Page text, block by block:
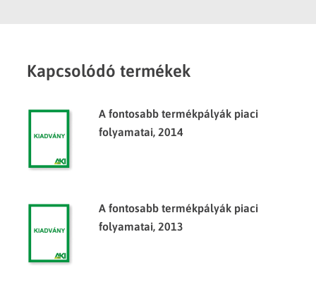
Kapcsolódó termékek
A fontosabb termékpályák piaci
folyamatai, 2014
A fontosabb termékpályák piaci
folyamatai, 2013